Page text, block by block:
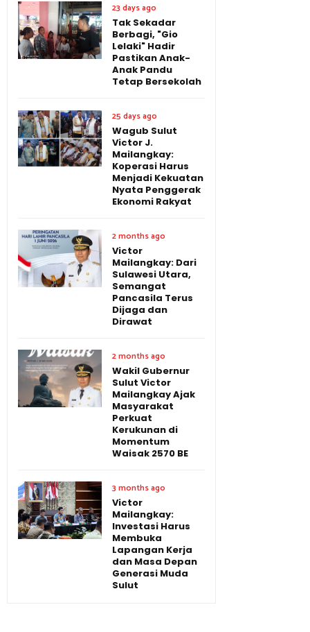
23 days ago
Tak Sekadar
Berbagi, "Gio
Lelaki" Hadir
Pastikan Anak-
Anak Pandu
Tetap Bersekolah
25 days ago
Wagub Sulut
Victor J.
Mailangkay:
Koperasi Harus
Menjadi Kekuatan
Nyata Penggerak
Ekonomi Rakyat
2 months ago
Victor
Mailangkay: Dari
Sulawesi Utara,
Semangat
Pancasila Terus
Dijaga dan
Dirawat
2 months ago
Wakil Gubernur
Sulut Victor
Mailangkay Ajak
Masyarakat
Perkuat
Kerukunan di
Momentum
Waisak 2570 BE
3 months ago
Victor
Mailangkay:
Investasi Harus
Membuka
Lapangan Kerja
dan Masa Depan
Generasi Muda
Sulut